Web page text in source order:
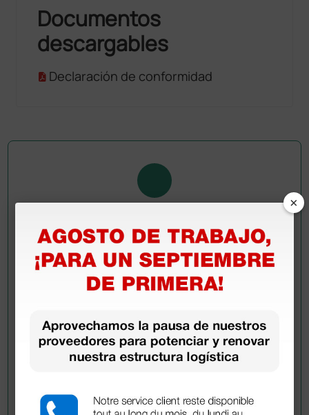
Documentos
descargables
Declaración de conformidad
Pregúntale a un colega
¿Todavía tienes alguna duda? ¿Necesitas más
Envía ahora mismo tu pregunta a los colegas que ya
han adquirido este producto.
×